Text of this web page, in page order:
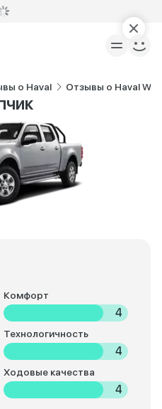
о Haval Отзывы о Haval
Комфорт
4
Технологичность
4
Ходовые качества
4